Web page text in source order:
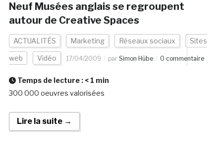
Neuf Musées anglais se regroupent
autour de Creative Spaces
ACTUALITÉS Marketing Réseaux sociaux Sites
web Vidéo 17/04/2009 par Simon Hübe 0 commentaire
Temps de lecture : < 1 min
300 000 oeuvres valorisées
Lire la suite →